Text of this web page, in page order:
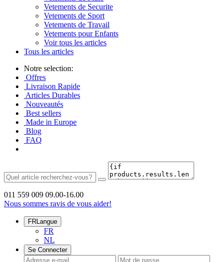
Vetements de Securite
Vetements de Sport
Vetements de Travail
Vetements pour Enfants
Voir tous les articles
Tous les articles
Notre selection:
Offres
Livraison Rapide
Articles Durables
Nouveautés
Best sellers
Made in Europe
Blog
FAQ
011 559 009 09.00-16.00
Nous sommes ravis de vous aider!
FRLangue
FR
NL
Se Connecter